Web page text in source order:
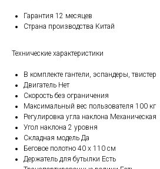
Гарантия 12 месяцев
Страна производства Китай
Технические характеристики
В комплекте гантели, эспандеры, твистер
Двигатель Нет
Скорость без ограничения
Максимальный вес пользователя 100 кг
Регулировка угла наклона Механическая
Угол наклона 2 уровня
Складная модель Да
Беговое полотно 40 х 110 см
Держатель для бутылки Есть